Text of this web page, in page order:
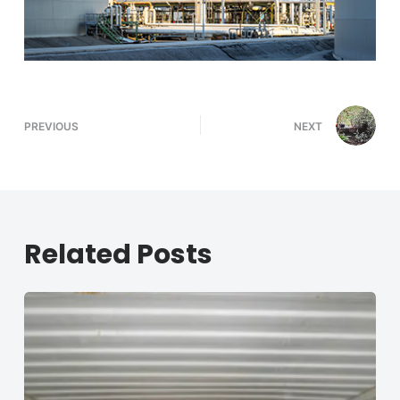
PREVIOUS NEXT
Related Posts